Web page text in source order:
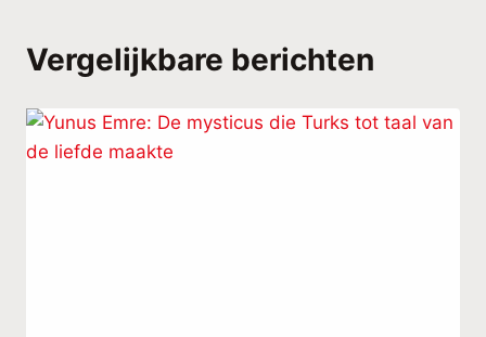
Vergelijkbare berichten